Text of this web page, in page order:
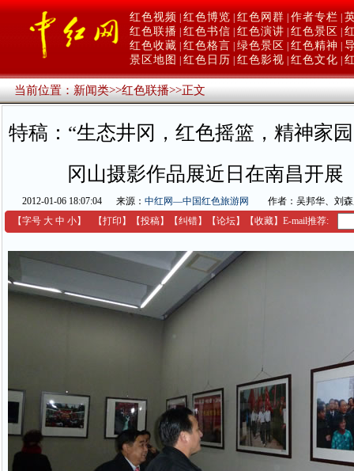
红色视频 红色博览 红色网群 作者专栏
红色联播 红色书信 红色演讲 红色景区
红色收藏 红色格言 绿色景区 红色精神
景区地图
红色日历 红色影视 红色文化
当前位置：新闻类>>红色联播>>正文
特稿：“生态井冈，红色摇篮，精神家
冈山摄影作品展近日在南昌开展
2012-01-06 18:07:04 来源： 中红网—中国红色旅游网
作者：吴邦华、刘
【字号 大 中 小】 【打印 】 【投稿】 【纠错】 【论坛】 【收藏】 E-mail推荐: